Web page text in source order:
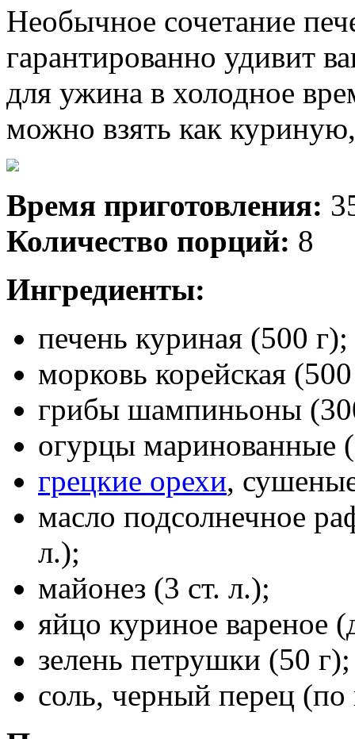
Необычное сочетание
гарантированно удивит
для ужина в холодное
можно взять как
Время приготовления:
Количество порций: 8
Ингредиенты:
печень куриная (500 г);
морковь корейская
грибы шампиньоны
огурцы маринованные
грецкие орехи,
масло подсолнечное
л.);
майонез (3 ст. л.);
яйцо куриное вареное
зелень петрушки (50 г);
соль, черный перец (по